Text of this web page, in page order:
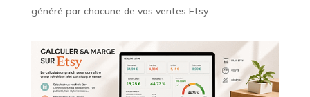
généré par chacune de vos ventes Etsy.